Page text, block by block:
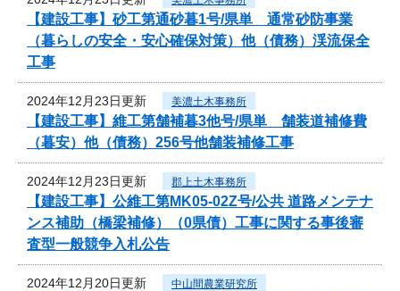
【建設工事】砂工第通砂暮1号/県単 通常砂防事業
（暮らしの安全・安心確保対策）他（債務）渓流保全
工事
2024年12月23日更新 美濃土木事務所
【建設工事】維工第舗補暮3他号/県単 舗装道補修費
（暮安）他（債務）256号他舗装補修工事
2024年12月23日更新 郡上土木事務所
【建設工事】公維工第MK05-02Z号/公共 道路メンテナ
ンス補助（橋梁補修）（0県債）工事に関する事後審
査型一般競争入札公告
2024年12月20日更新 中山間農業研究所